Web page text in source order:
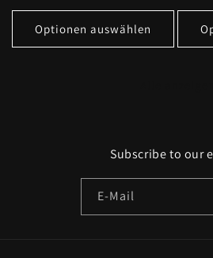
Optionen auswählen
Preis
Subscribe to our
E-Mail